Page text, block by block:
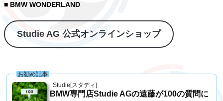
■ BMW WONDERLAND
Studie AG 公式オンラインショップ
Studie[スタディ]
お勧め記事
BMW専門店Studie AGの遠藤が100の質問に